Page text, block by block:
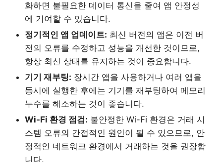
화하면 불필요한 데이터 통신을 줄여 앱 안정성
에 기여할 수 있습니다.
정기적인 앱 업데이트: 최신 버전의 앱은 이전 버
전의 오류를 수정하고 성능을 개선한 것이므로,
항상 최신 상태를 유지하는 것이 중요합니다.
기기 재부팅: 장시간 앱을 사용하거나 여러 앱을
동시에 실행한 후에는 기기를 재부팅하여 메모리
누수를 해소하는 것이 좋습니다.
Wi-Fi 환경 점검: 불안정한 Wi-Fi 환경은 거래 시
스템 오류의 간접적인 원인이 될 수 있으므로, 안
정적인 네트워크 환경에서 거래하는 것을 권장합
니다.